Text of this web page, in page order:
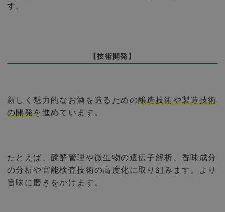
す。
【技術開発】
新しく魅力的なお酒を造るための醸造技術や製造技術
の開発を進めています。
たとえば、醗酵管理や微生物の遺伝子解析、香味成分
の分析や官能検査技術の高度化に取り組みます。より
旨味に磨きをかけます。